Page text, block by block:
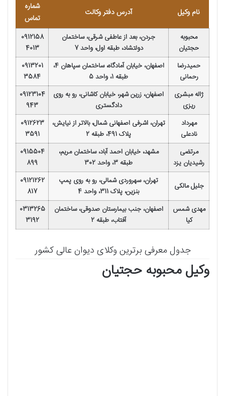
نام وکیل آدرس دفتر وکالت
شماره
تماس
محبوبه
حجتیان
جردن، بعد از عاطفی شرقی، ساختمان
دولتشاد، طبقه اول، واحد 7
0912158
4013
حمیدرضا
رحمانی
اصفهان، خیابان آمادگاه، ساختمان سپاهان 4،
طبقه 1، واحد 5
0913201
3584
ژاله مبشری
ریزی
اصفهان، زرین شهر، خیابان کاشانی، رو به روی
دادگستری
09123104
943
مهرداد
نادعلی
تهران، اشرفی اصفهانی شمال، بالاتر از نیایش،
پلاک 491، طبقه 2
0912623
3591
مرتضی
رشیدیان یزد
مشهد، خیابان احمد آباد، ساختمان مریم،
طبقه 3، واحد 302
0915504
899
جلیل مالکی
تهران، سهروردی شمالی، رو به روی پمپ
بنزین، پلاک 311، واحد 4
09121262
817
مهدی شمس
کیا
اصفهان، جنب بیمارستان صدوقی، ساختمان
آفتاب، طبقه 2
0313265
3192
جدول معرفی برترین وکلای دیوان عالی کشور
وکیل محبوبه حجتیان